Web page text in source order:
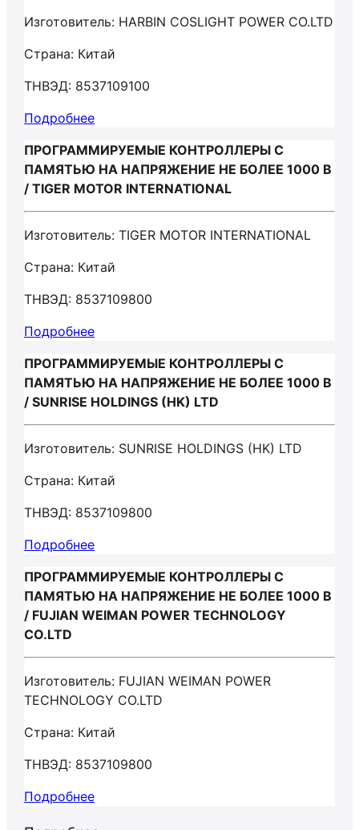
Изготовитель: HARBIN COSLIGHT POWER CO.LTD
Страна: Китай
ТНВЭД: 8537109100
Подробнее
ПРОГРАММИРУЕМЫЕ КОНТРОЛЛЕРЫ С
ПАМЯТЬЮ НА НАПРЯЖЕНИЕ НЕ БОЛЕЕ 1000 В
/ TIGER MOTOR INTERNATIONAL
Изготовитель: TIGER MOTOR INTERNATIONAL
Страна: Китай
ТНВЭД: 8537109800
Подробнее
ПРОГРАММИРУЕМЫЕ КОНТРОЛЛЕРЫ С
ПАМЯТЬЮ НА НАПРЯЖЕНИЕ НЕ БОЛЕЕ 1000 В
/ SUNRISE HOLDINGS (HK) LTD
Изготовитель: SUNRISE HOLDINGS (HK) LTD
Страна: Китай
ТНВЭД: 8537109800
Подробнее
ПРОГРАММИРУЕМЫЕ КОНТРОЛЛЕРЫ С
ПАМЯТЬЮ НА НАПРЯЖЕНИЕ НЕ БОЛЕЕ 1000 В
/ FUJIAN WEIMAN POWER TECHNOLOGY
CO.LTD
Изготовитель: FUJIAN WEIMAN POWER
TECHNOLOGY CO.LTD
Страна: Китай
ТНВЭД: 8537109800
Подробнее